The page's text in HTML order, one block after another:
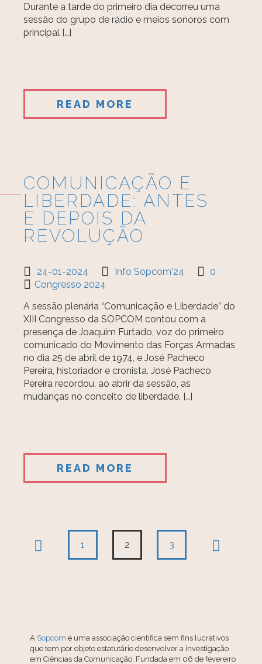
Durante a tarde do primeiro dia decorreu uma
sessão do grupo de rádio e meios sonoros com
principal […]
READ MORE
COMUNICAÇÃO E
LIBERDADE: ANTES
E DEPOIS DA
REVOLUÇÃO
24-01-2024 Info Sopcom'24
0
Congresso 2024
A sessão plenária “Comunicação e Liberdade” do
XIII Congresso da SOPCOM contou com a
presença de Joaquim Furtado, voz do primeiro
comunicado do Movimento das Forças Armadas
no dia 25 de abril de 1974, e José Pacheco
Pereira, historiador e cronista. José Pacheco
Pereira recordou, ao abrir da sessão, as
mudanças no conceito de liberdade. […]
READ MORE
1 2 3
A Sopcom é uma associação científica sem fins lucrativos
que tem por objeto estatutário desenvolver a investigação
em Ciências da Comunicação. Fundada em 06 de fevereiro